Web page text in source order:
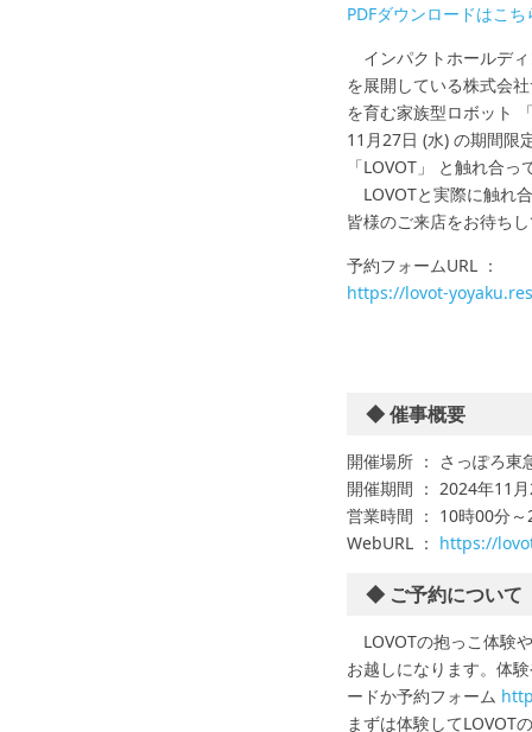
PDFダウンロードはこち
インパクトホールデ
を展開している株式会
を育む家族型ロボット
11月27日 (水) の期間限
「LOVOT」 と触れ合
LOVOTと実際に触れ
皆様のご来店をお待ち
予約フォームURL ：
https://lovot-
◆ 催事概要
開催場所 ： さっぽろ
開催期間 ： 2024年11
営業時間 ： 10時00分
WebURL ： https://
◆ ご予約について
LOVOTの抱っこ体験
お越しになります。体
ードか予約フォーム
まずは体験してLOVOT